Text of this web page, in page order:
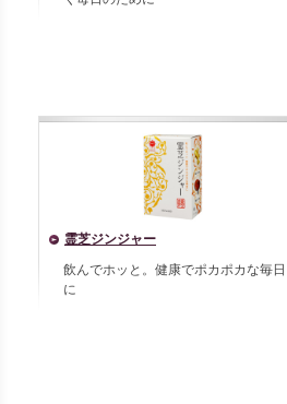
霊芝ジンジャー
飲んでホッと。健康でポカポカな毎日
に